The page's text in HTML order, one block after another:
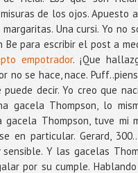
de los ojos. Apuesto
Una cursi. Yo no
para escribir el post a
empotrador. ¡Que
se hace, nace.
decir. Yo creo que
gacela Thompson, lo
Thompson, tuve mi
en particular. Gerard,
Y las gacelas
por su cumple.